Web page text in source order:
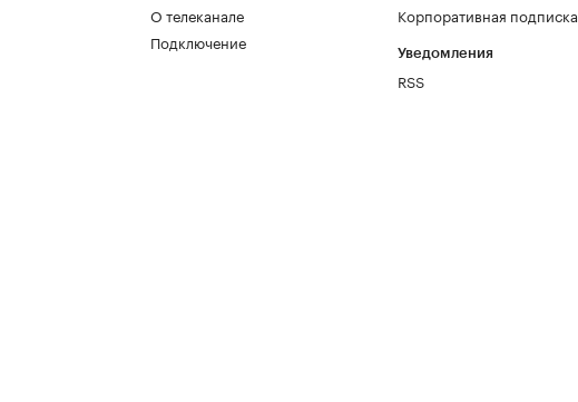
О телеканале
Подключение
Корпоративная подписка
Уведомления
RSS